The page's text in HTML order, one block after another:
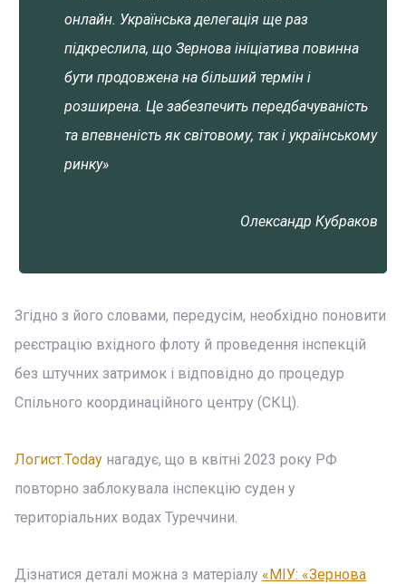
онлайн. Українська делегація ще раз
підкреслила, що Зернова ініціатива повинна
бути продовжена на більший термін і
розширена. Це забезпечить передбачуваність
та впевненість як світовому, так і українському
ринку»
Олександр Кубраков
Згідно з його словами, передусім, необхідно поновити
реєстрацію вхідного флоту й проведення інспекцій
без штучних затримок і відповідно до процедур
Спільного координаційного центру (СКЦ).
Логист.Today нагадує, що в квітні 2023 року РФ
повторно заблокувала інспекцію суден у
територіальних водах Туреччини.
Дізнатися деталі можна з матеріалу «МІУ: «Зернова